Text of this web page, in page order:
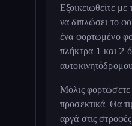
Εξοικειωθείτε
να διπλώσει το
ένα φορτωμένο
πλήκτρα 1 και 2
Μόλις φορτώσετε
προσεκτικά. Θα
αργά στις